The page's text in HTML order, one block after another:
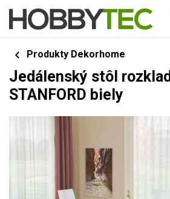
Produkty Dekorhome
Jedálenský stôl
STANFORD biely